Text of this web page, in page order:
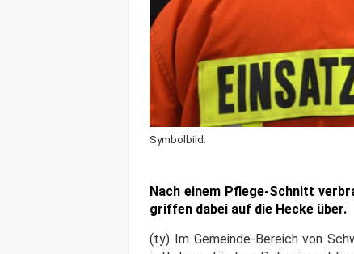
Symbolbild.
Nach einem Pflege-Schnitt
griffen dabei auf die Hecke über.
(ty) Im Gemeinde-Bereich von